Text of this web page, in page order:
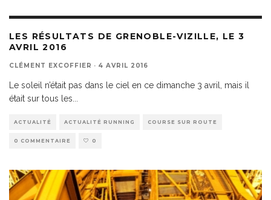
LES RÉSULTATS DE GRENOBLE-VIZILLE, LE 3
AVRIL 2016
CLÉMENT EXCOFFIER · 4 AVRIL 2016
Le soleil n’était pas dans le ciel en ce dimanche 3 avril, mais il
était sur tous les...
ACTUALITÉ ACTUALITÉ RUNNING COURSE SUR ROUTE
0 COMMENTAIRE 0